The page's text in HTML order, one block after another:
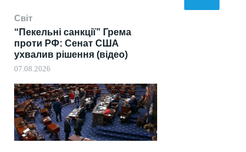
Світ
“Пекельні санкції” Грема
проти РФ: Сенат США
ухвалив рішення (відео)
07.08.2026